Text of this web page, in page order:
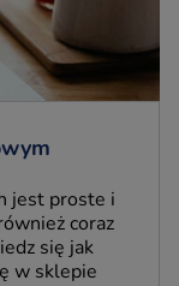
jest proste i
coraz
się jak
w sklepie